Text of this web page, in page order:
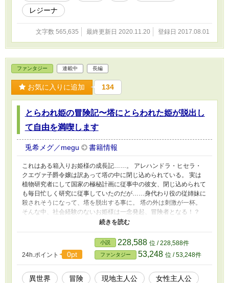
レジーナ
文字数 565,635 最終更新日 2020.11.20 登録日 2017.08.01
ファンタジー 連載中 長編
お気に入りに追加 134
とらわれ姫の冒険記〜塔にとらわれた姫が脱出し
て自由を満喫します
兎希メグ／megu 書籍情報
これはある箱入りお姫様の成長記……。 アレハンドラ・ヒセラ・
クエヴァ子爵令嬢は訳あって塔の中に閉じ込められている。 実は
植物研究者にして国家の極秘計画に従事中の彼女、閉じ込められて
も毎日忙しく研究に従事していたのだが……身代わり役の従姉妹に
殺されそうになって、塔を脱出する事に。 塔の外は刺激が一杯。
そんな中、社会経験のないお姫様は一念発起、冒険者となる！？
元疑似ダンジョン研究家にして植物学者の逃避行、始まります！
24h.ポイント 0pt
小説 228,588 位 / 228,588件
ファンタジー 53,248 位 / 53,248件
異世界 冒険 現地主人公
女性主人公